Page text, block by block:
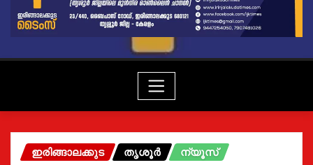
ഇരിങ്ങാലക്കുട തൃശൂർ ന്യൂസ്